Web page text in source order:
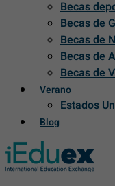
Becas
Becas de
Becas de
Becas de
Becas de
Verano
Estados
Blog